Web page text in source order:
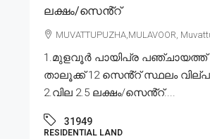
ലക്ഷം/സെൻ്റ്
MUVATTUPUZHA,MULAVOOR,
1.മുളവൂർ പായിപ്ര പഞ്ചായത്ത്
താലൂക്ക് 12 സെൻ്റ് സ്ഥലം
2.വില 2.5 ലക്ഷം/സെൻ്റ്....
31949
RESIDENTIAL LAND